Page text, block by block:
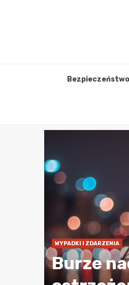
Bezpieczeństwo
WYPADKI I ZDARZENIA
Burze